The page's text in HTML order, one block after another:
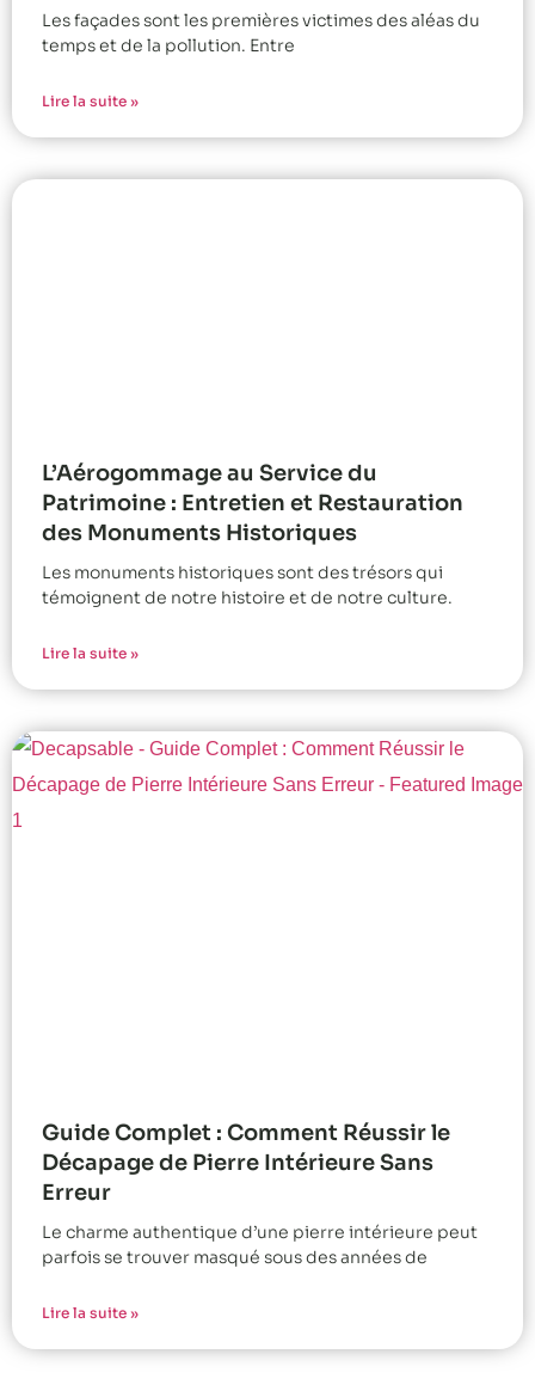
Les façades sont les premières victimes des aléas du
temps et de la pollution. Entre
Lire la suite »
L’Aérogommage au Service du
Patrimoine : Entretien et Restauration
des Monuments Historiques
Les monuments historiques sont des trésors qui
témoignent de notre histoire et de notre culture.
Lire la suite »
Guide Complet : Comment Réussir le
Décapage de Pierre Intérieure Sans
Erreur
Le charme authentique d’une pierre intérieure peut
parfois se trouver masqué sous des années de
Lire la suite »